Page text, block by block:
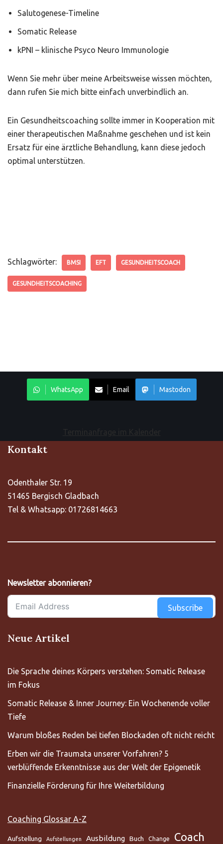
Salutogenese-Timeline
Somatic Release
kPNI – klinische Psyco Neuro Immunologie
Wenn Sie mehr über meine Arbeitsweise wissen möchten,
dann rufen Sie mich bitte einfach unverbindlich an.
Ein Gesundheitscoaching sollte immer in Kooperation mit
einer therapeutischen Maßnahme geschehen und ist kein
Ersatz für eine ärztliche Behandlung, kann diese jedoch
optimal unterstützen.
Schlagwörter: BMSI EFT GESUNDHEITSCOACH
GESUNDHEITSCOACHING
WhatsApp Email Mastodon
Terminanfrage im Kalender
Kontakt
Odenthaler Str. 19
51465 Bergisch Gladbach
Tel & Whatsapp: 01726814663
Newsletter abonnieren?
Subscribe
Neue Artikel
Die Sprache deines Körpers verstehen: Somatic Release
im Fokus
Somatic Release & Inner Journey: Ein Wochenende voller
Tiefe
Warum bloßes Reden bei tiefen Blockaden oft nicht reicht
Erben wir die Traumata unserer Vorfahren? 5
verblüffende Erkenntnisse aus der Welt der Epigenetik
Finanzielle Förderung für Ihre Weiterbildung
Coaching Glossar A-Z
Aufstellung Aufstellungen Ausbildung Buch Change Coach